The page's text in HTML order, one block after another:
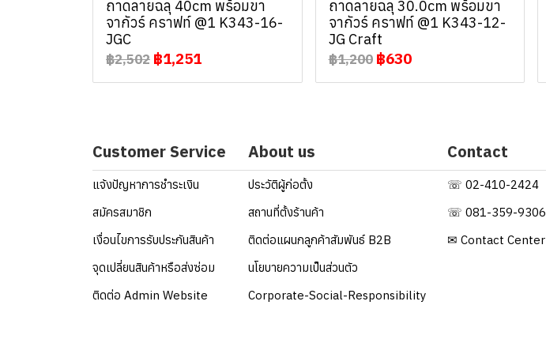
ถาดลายฉลุ 40cm พร้อมขา
จากัวร์ คราฟท์ @1 K343-16-
JGC
฿2,502 ฿1,251
ถาดลายฉลุ 30.0cm พร้อมขา
จากัวร์ คราฟท์ @1 K343-12-
JG Craft
฿1,200 ฿630
Customer Service
แจ้งปัญหาการชำระเงิน
สมัครสมาชิก
เงื่อนไขการรับประกันสินค้า
จุดเปลี่ยนสินค้าหรือส่งซ่อม
ติดต่อ Admin Website
About us
ประวัติผู้ก่อตั้ง
สถานที่ตั้งร้านค้า
ติดต่อแผนกลูกค้าสัมพันธ์ B2B
นโยบายความเป็นส่วนตัว
Corporate-Social-Responsibility
Contact
☏ 02-410-2424
☏ 081-359-9306
✉ Contact Center